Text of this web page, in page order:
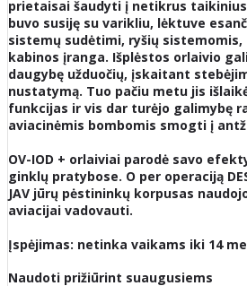
prietaisai šaudyti į netikrus
buvo susiję su varikliu, lėktuve
sistemų sudėtimi, ryšių
kabinos įranga. Išplėstos orlaivio
daugybę užduočių, įskaitant
nustatymą. Tuo pačiu metu jis
funkcijas ir vis dar turėjo galimybę
aviacinėmis bombomis smogti į
OV-IOD + orlaiviai parodė savo
ginklų pratybose. O per operaciją
JAV jūrų pėstininkų korpusas
aviacijai vadovauti.
Įspėjimas: netinka vaikams iki 14
Naudoti prižiūrint suaugusiems